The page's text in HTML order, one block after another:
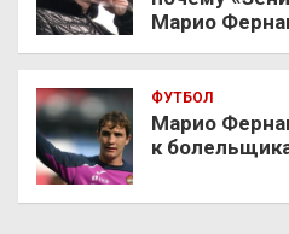
Марио
ФУТБОЛ
Марио
к